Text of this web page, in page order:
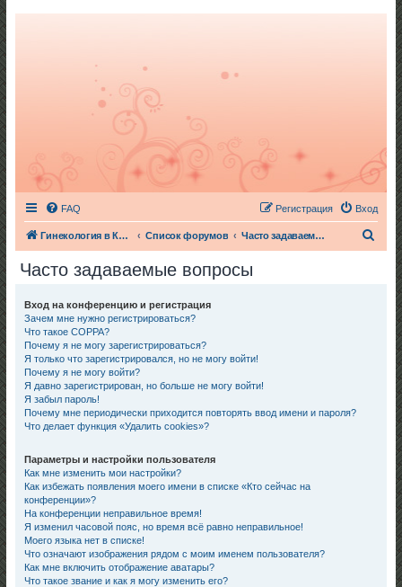
FAQ Вход
Регистрация
Гинекология в Киеве Список форумов Часто задаваемые вопросы
Часто задаваемые вопросы
Вход на конференцию и регистрация
Зачем мне нужно регистрироваться?
Что такое COPPA?
Почему я не могу зарегистрироваться?
Я только что зарегистрировался, но не могу войти!
Почему я не могу войти?
Я давно зарегистрирован, но больше не могу войти!
Я забыл пароль!
Почему мне периодически приходится повторять ввод имени и пароля?
Что делает функция «Удалить cookies»?
Параметры и настройки пользователя
Как мне изменить мои настройки?
Как избежать появления моего имени в списке «Кто сейчас на
конференции»?
На конференции неправильное время!
Я изменил часовой пояс, но время всё равно неправильное!
Моего языка нет в списке!
Что означают изображения рядом с моим именем пользователя?
Как мне включить отображение аватары?
Что такое звание и как я могу изменить его?